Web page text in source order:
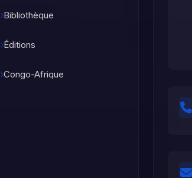
Bibliothèque
Éditions
Congo-Afrique